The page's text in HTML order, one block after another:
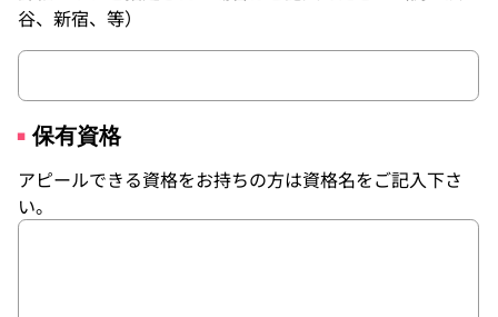
谷、新宿、等）
保有資格
アピールできる資格をお持ちの方は資格名をご記入下さ
い。